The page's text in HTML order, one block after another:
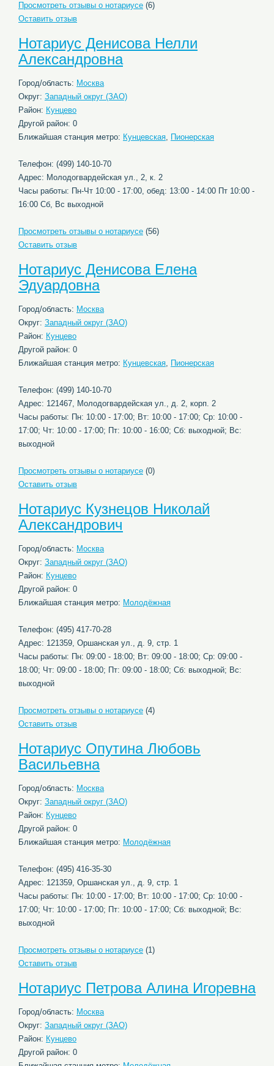
Просмотреть отзывы о нотариусе (6)
Оставить отзыв
Нотариус Денисова Нелли
Александровна
Город/область: Москва
Округ: Западный округ (ЗАО)
Район: Кунцево
Другой район: 0
Ближайшая станция метро: Кунцевская, Пионерская
Телефон: (499) 140-10-70
Адрес: Молодогвардейская ул., 2, к. 2
Часы работы: Пн-Чт 10:00 - 17:00, обед: 13:00 - 14:00 Пт 10:00 -
16:00 Сб, Вс выходной
Просмотреть отзывы о нотариусе (56)
Оставить отзыв
Нотариус Денисова Елена
Эдуардовна
Город/область: Москва
Округ: Западный округ (ЗАО)
Район: Кунцево
Другой район: 0
Ближайшая станция метро: Кунцевская, Пионерская
Телефон: (499) 140-10-70
Адрес: 121467, Молодогвардейская ул., д. 2, корп. 2
Часы работы: Пн: 10:00 - 17:00; Вт: 10:00 - 17:00; Ср: 10:00 -
17:00; Чт: 10:00 - 17:00; Пт: 10:00 - 16:00; Сб: выходной; Вс:
выходной
Просмотреть отзывы о нотариусе (0)
Оставить отзыв
Нотариус Кузнецов Николай
Александрович
Город/область: Москва
Округ: Западный округ (ЗАО)
Район: Кунцево
Другой район: 0
Ближайшая станция метро: Молодёжная
Телефон: (495) 417-70-28
Адрес: 121359, Оршанская ул., д. 9, стр. 1
Часы работы: Пн: 09:00 - 18:00; Вт: 09:00 - 18:00; Ср: 09:00 -
18:00; Чт: 09:00 - 18:00; Пт: 09:00 - 18:00; Сб: выходной; Вс:
выходной
Просмотреть отзывы о нотариусе (4)
Оставить отзыв
Нотариус Опутина Любовь
Васильевна
Город/область: Москва
Округ: Западный округ (ЗАО)
Район: Кунцево
Другой район: 0
Ближайшая станция метро: Молодёжная
Телефон: (495) 416-35-30
Адрес: 121359, Оршанская ул., д. 9, стр. 1
Часы работы: Пн: 10:00 - 17:00; Вт: 10:00 - 17:00; Ср: 10:00 -
17:00; Чт: 10:00 - 17:00; Пт: 10:00 - 17:00; Сб: выходной; Вс:
выходной
Просмотреть отзывы о нотариусе (1)
Оставить отзыв
Нотариус Петрова Алина Игоревна
Город/область: Москва
Округ: Западный округ (ЗАО)
Район: Кунцево
Другой район: 0